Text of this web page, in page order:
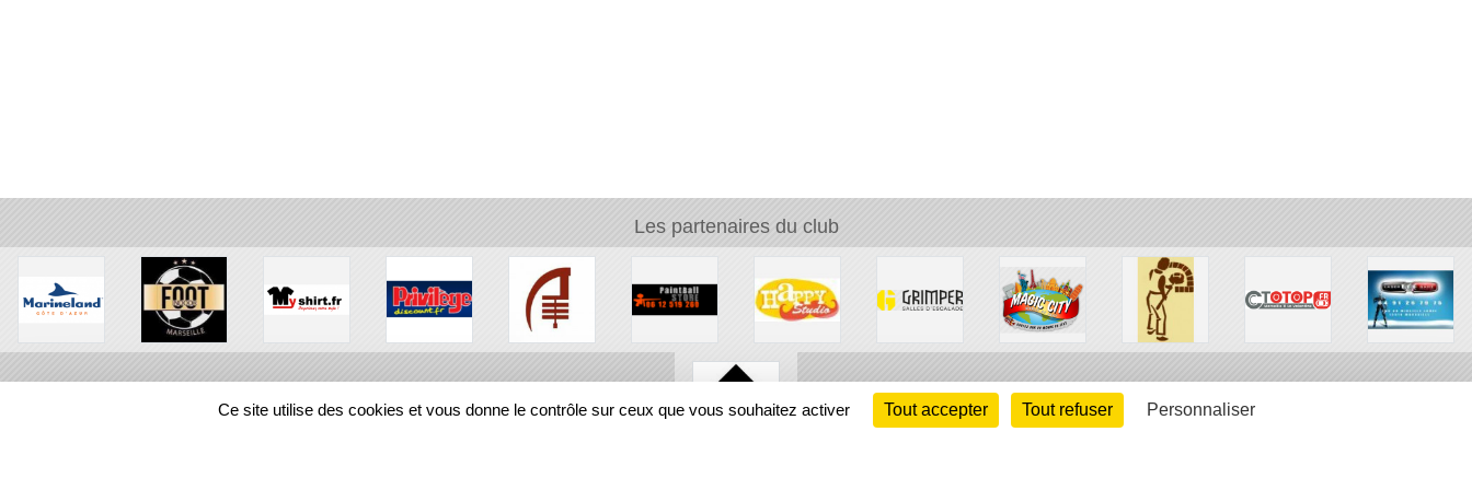
Les partenaires du club
Ce site utilise des cookies et vous donne le contrôle sur ceux que vous souhaitez activer Tout accepter Tout refuser Personnaliser